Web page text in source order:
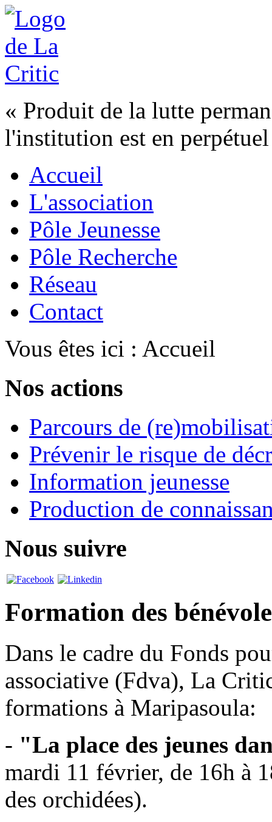
« Produit de la lutte
l'institution est en
Accueil
L'association
Pôle Jeunesse
Pôle Recherche
Réseau
Contact
Vous êtes ici : Accueil
Nos actions
Parcours de
Prévenir le risque de
Information jeunesse
Production de
Nous suivre
Formation des
Dans le cadre du Fonds
associative (Fdva), La
formations à Maripasoula:
- "La place des jeunes
mardi 11 février, de 16h à
des orchidées).